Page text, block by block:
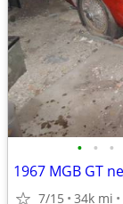
• • •
7/15 34k mi